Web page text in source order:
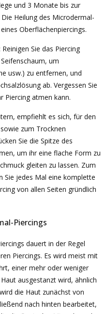
und 3 Monate bis zur
Heilung des Microdermal-
Oberflächenpiercings.
Sie das Piercing
um
usw.) zu entfernen, und
ab. Vergessen Sie
Piercing atmen kann.
empfiehlt es sich, für den
zum Trocknen
Sie die Spitze des
um ihr eine flache Form zu
gleiten zu lassen. Zum
Sie jedes Mal eine komplette
von allen Seiten gründlich
Piercings
dauert in der Regel
Piercings. Es wird meist mit
einer mehr oder weniger
ausgestanzt wird, ähnlich
die Haut zunächst von
nach hinten bearbeitet,